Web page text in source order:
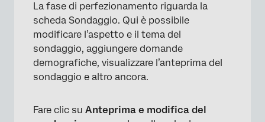
La fase di perfezionamento riguarda la
scheda Sondaggio. Qui è possibile
modificare l’aspetto e il tema del
sondaggio, aggiungere domande
demografiche, visualizzare l’anteprima del
sondaggio e altro ancora.
Fare clic su Anteprima e modifica del